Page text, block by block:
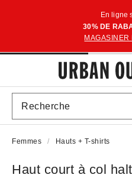
En ligne
30% DE
Femmes Hauts + T-shirts
Haut court à col